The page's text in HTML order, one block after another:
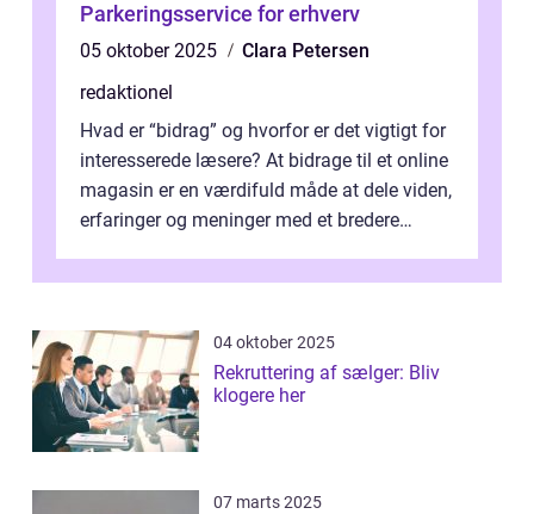
Parkeringsservice for erhverv
05 oktober 2025
Clara Petersen
redaktionel
Hvad er “bidrag” og hvorfor er det vigtigt for
interesserede læsere? At bidrage til et online
magasin er en værdifuld måde at dele viden,
erfaringer og meninger med et bredere
04 oktober 2025
Rekruttering af sælger: Bliv
klogere her
07 marts 2025